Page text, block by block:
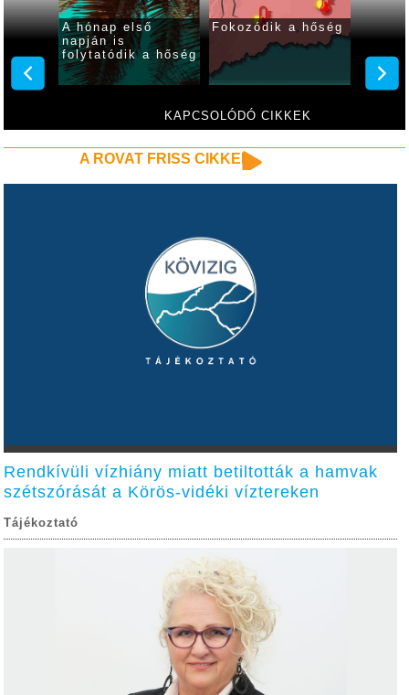
KAPCSOLÓDÓ CIKKEK
A hónap első
napján is
folytatódik a hőség
Fokozódik a hőség
A ROVAT FRISS CIKKEI
Rendkívüli vízhiány miatt betiltották a hamvak
szétszórását a Körös-vidéki víztereken
Tájékoztató